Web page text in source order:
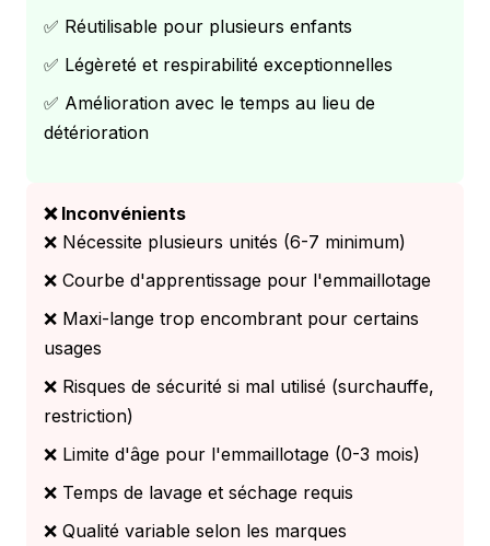
✅ Réutilisable pour plusieurs enfants
✅ Légèreté et respirabilité exceptionnelles
✅ Amélioration avec le temps au lieu de
détérioration
❌ Inconvénients
❌ Nécessite plusieurs unités (6-7 minimum)
❌ Courbe d'apprentissage pour l'emmaillotage
❌ Maxi-lange trop encombrant pour certains
usages
❌ Risques de sécurité si mal utilisé (surchauffe,
restriction)
❌ Limite d'âge pour l'emmaillotage (0-3 mois)
❌ Temps de lavage et séchage requis
❌ Qualité variable selon les marques